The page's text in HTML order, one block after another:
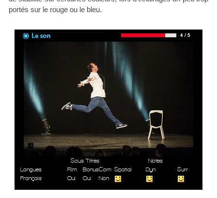
portés sur le rouge ou le bleu.
Sous Titres
Notes
Langues
Film BonusCom Spatial Dyn
Surr
Français
Oui Oui Non